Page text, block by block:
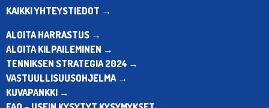
KAIKKI YHTEYSTIEDOT →
ALOITA HARRASTUS →
ALOITA KILPAILEMINEN →
TENNIKSEN STRATEGIA 2024 →
VASTUULLISUUSOHJELMA →
KUVAPANKKI →